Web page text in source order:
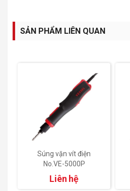
SẢN PHẨM LIÊN QUAN
Súng vặn vít điện
No.VE-5000P
Liên hệ